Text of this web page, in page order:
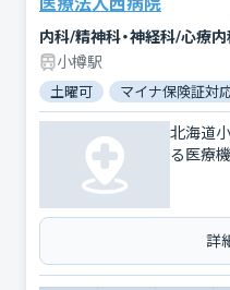
内科/精神科・神経科/心療内
小樽駅
土曜可 マイナ保険証対
北海道
る医療
詳